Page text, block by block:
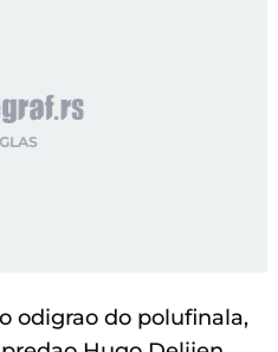
odigrao do polufinala,